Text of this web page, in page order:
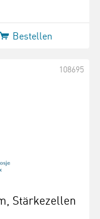
Bestellen
Stärkezellen
108695